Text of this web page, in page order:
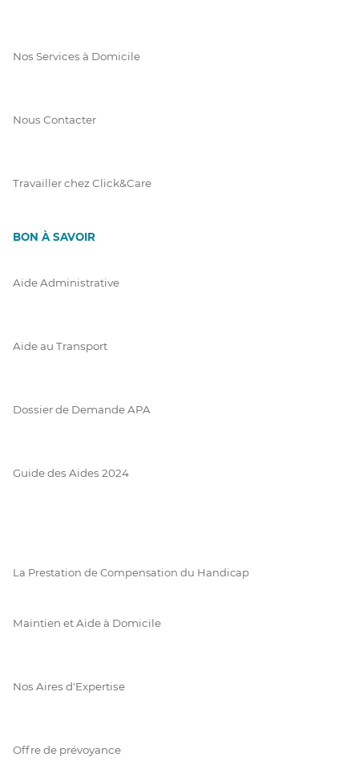
Nos Services à Domicile
Nous Contacter
Travailler chez Click&Care
BON À SAVOIR
Aide Administrative
Aide au Transport
Dossier de Demande APA
Guide des Aides 2024
La Prestation de Compensation du Handicap
Maintien et Aide à Domicile
Nos Aires d'Expertise
Offre de prévoyance